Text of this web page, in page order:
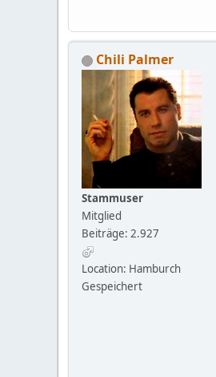
Chili Palmer
Stammuser
Mitglied
Beiträge: 2.927
Location: Hamburch
Gespeichert